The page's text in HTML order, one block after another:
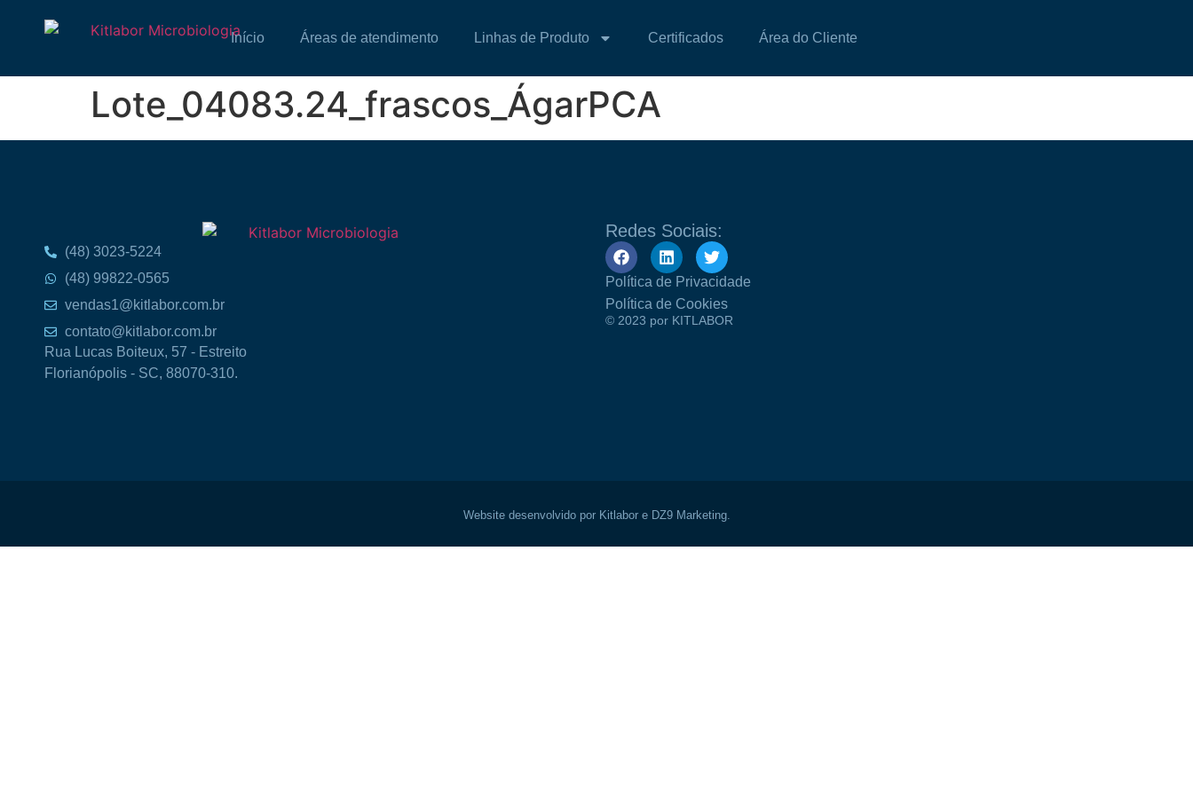
Início Áreas de atendimento Linhas de Produto Certificados Área do Cliente
Lote_04083.24_frascos_ÁgarPCA
(48) 3023-5224
(48) 99822-0565
vendas1@kitlabor.com.br
contato@kitlabor.com.br
Rua Lucas Boiteux, 57 - Estreito
Florianópolis - SC, 88070-310.
Redes Sociais:
Política de Privacidade
Política de Cookies
© 2023 por KITLABOR
Website desenvolvido por Kitlabor e DZ9 Marketing.